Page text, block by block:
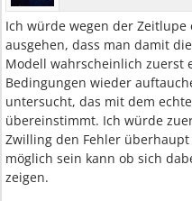
Ich würde wegen der
ausgehen, dass man damit
Modell wahrscheinlich zuerst
Bedingungen wieder
untersucht, das mit dem
übereinstimmt. Ich würde
Zwilling den Fehler
möglich sein kann ob sich
zeigen.